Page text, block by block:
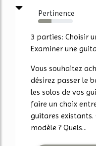
Pertinence
38%
3 parties: Choisir
Examiner une
Vous souhaitez
désirez passer le
les solos de vos
faire un choix
guitares existants.
modèle ? Quels...